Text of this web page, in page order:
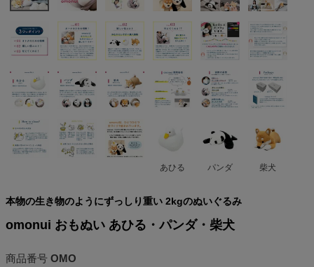
あひる パンダ 柴犬
本物の生き物のようにずっしり重い 2kgのぬいぐるみ
omonui おもぬい あひる・パンダ・柴犬
商品番号 OMO